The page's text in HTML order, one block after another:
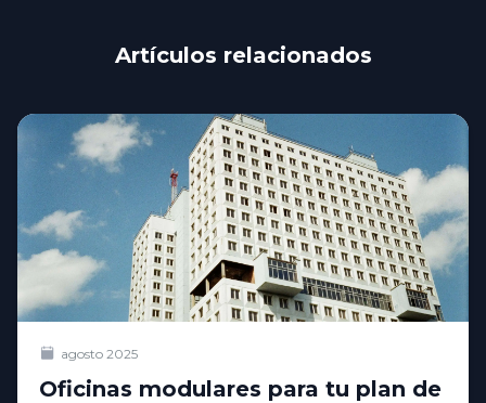
Artículos relacionados
agosto 2025
Oficinas modulares para tu plan de